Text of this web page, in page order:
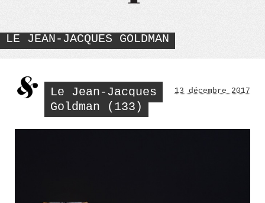
LE JEAN-JACQUES GOLDMAN
Le Jean-Jacques
Goldman (133)
13 décembre 2017